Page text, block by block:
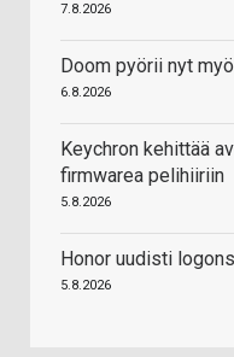
7.8.2026
Doom pyörii nyt
6.8.2026
Keychron kehittää
firmwarea pelihiiriin
5.8.2026
Honor uudisti
5.8.2026